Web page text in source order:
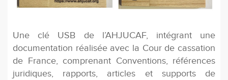
Une clé USB de l’AHJUCAF, intégrant une
documentation réalisée avec la Cour de cassation
de France, comprenant Conventions, références
juridiques, rapports, articles et supports de